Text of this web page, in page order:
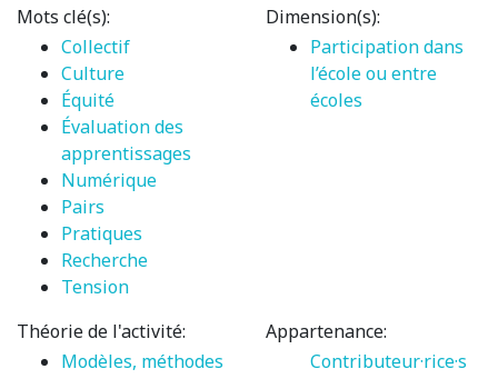
Mots clé(s):
Collectif
Culture
Équité
Évaluation des
apprentissages
Numérique
Pairs
Pratiques
Recherche
Tension
Dimension(s):
Participation dans
l’école ou entre
écoles
Théorie de l'activité:
Modèles, méthodes
Appartenance:
Contributeur·rice·s